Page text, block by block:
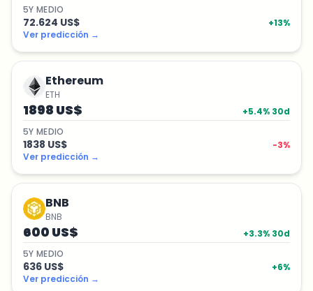
5Y MEDIO
72.624 US$ +13%
Ver predicción →
Ethereum
ETH
1898 US$ +5.4% 30d
5Y MEDIO
1838 US$ -3%
Ver predicción →
BNB
BNB
600 US$ +3.3% 30d
5Y MEDIO
636 US$ +6%
Ver predicción →